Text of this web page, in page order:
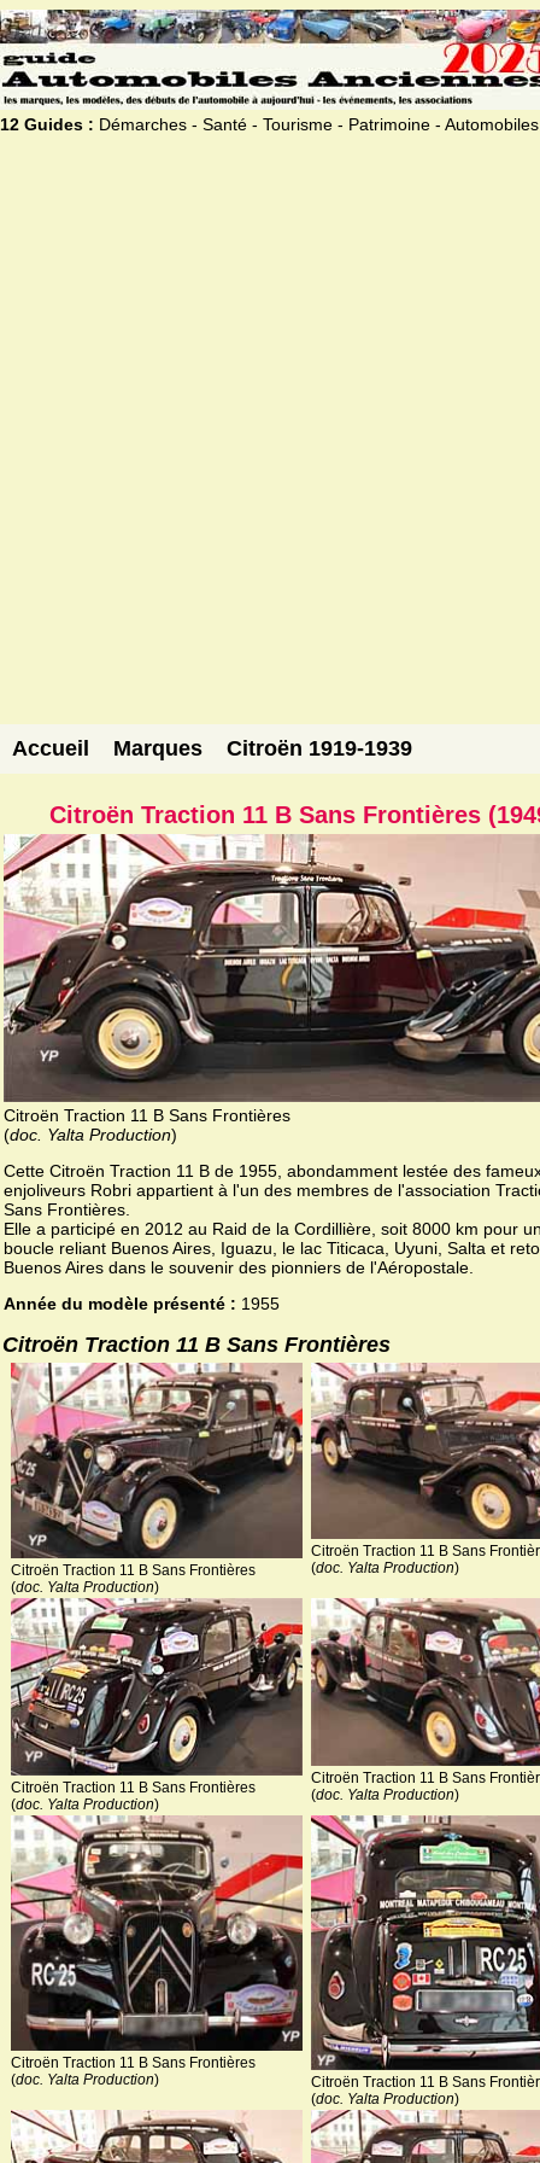
12 Guides : Démarches - Santé - Tourisme - Patrimoine - Automobiles
Accueil Marques Citroën 1919-1939
Citroën Traction 11 B Sans Frontières
Citroën Traction 11 B Sans Frontières
(doc. Yalta Production)
Cette Citroën Traction 11 B de 1955, abondamment lestée des
enjoliveurs Robri appartient à l'un des membres de l'association
Sans Frontières.
Elle a participé en 2012 au Raid de la Cordillière, soit 8000 km pour
boucle reliant Buenos Aires, Iguazu, le lac Titicaca, Uyuni, Salta et
Buenos Aires dans le souvenir des pionniers de l'Aéropostale.
Année du modèle présenté : 1955
Citroën Traction 11 B Sans Frontières
Citroën Traction 11 B Sans Frontières
(doc. Yalta Production)
Citroën Traction 11 B Sans
(doc. Yalta Production)
Citroën Traction 11 B Sans Frontières
(doc. Yalta Production)
Citroën Traction 11 B Sans
(doc. Yalta Production)
Citroën Traction 11 B Sans Frontières
(doc. Yalta Production)
Citroën Traction 11 B Sans
(doc. Yalta Production)